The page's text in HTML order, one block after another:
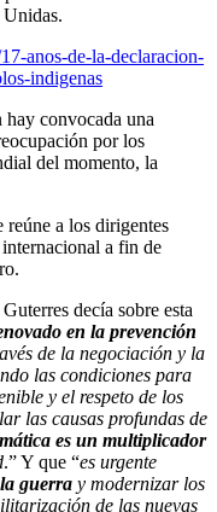
anos-de-la-declaracion-
indigenas
convocada una
por los
del momento, la
reúne a los dirigentes
a fin de
decía sobre esta
en la prevención
de la negociación y la
las condiciones para
y el respeto de los
las causas profundas de
es un multiplicador
.” Y que “es urgente
guerra y modernizar los
de las nuevas